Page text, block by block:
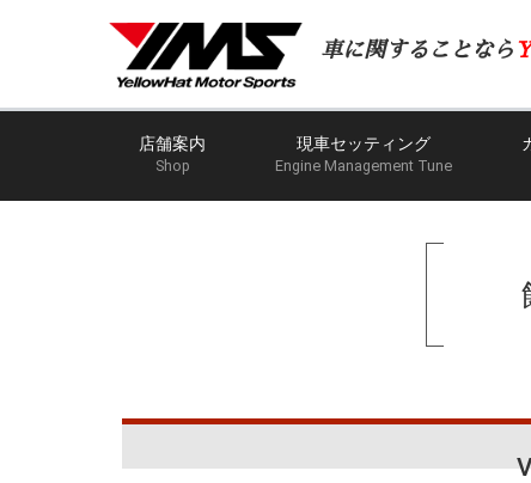
車に関することなら
店舗案内
Shop
現車セッティング
Engine Management Tune